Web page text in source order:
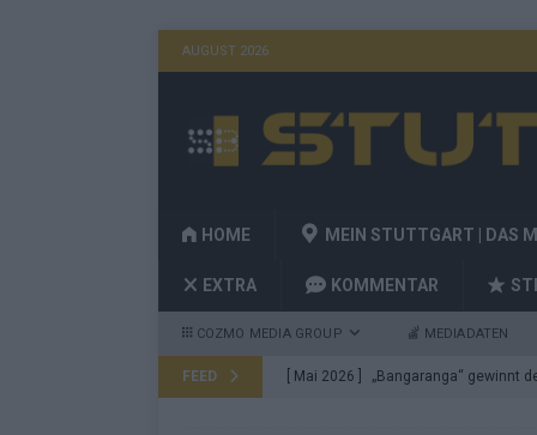
AUGUST 2026
HOME MEIN STUTTGART | DAS
EXTRA KOMMENTAR
COZMO MEDIA GROUP MEDIADATEN
FEED [ Mai 2026 ] „Bangaranga“ gewinnt